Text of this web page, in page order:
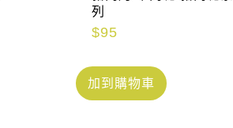
列
$95
加到購物車